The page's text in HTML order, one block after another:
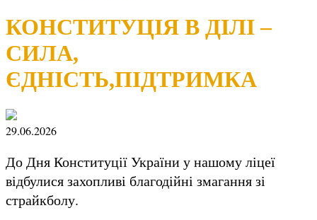
КОНСТИТУЦІЯ В ДІЛІ –
СИЛА,
ЄДНІСТЬ,ПІДТРИМКА
29.06.2026
До Дня Конституції України у нашому ліцеї
відбулися захопливі благодійні змагання зі
страйкболу.